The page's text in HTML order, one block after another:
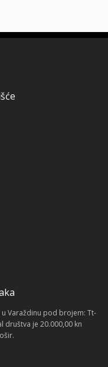
Varaždinu pod brojem: Tt-
društva je 20.000,00 kn